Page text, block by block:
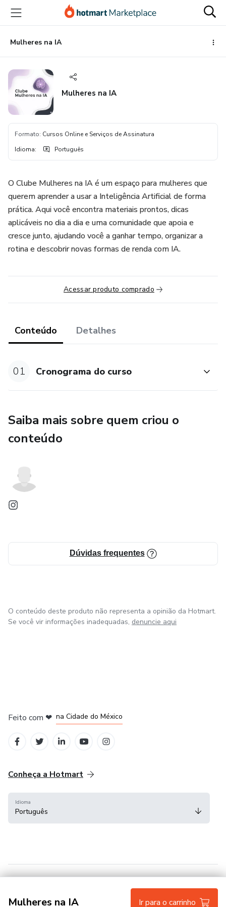
para
conteúdo
principal
para
pagamento
para
rodapé
Mulheres na IA
Mulheres na IA
Formato: Cursos Online e Serviços de Assinatura
Idioma: Português
O Clube Mulheres na IA é um espaço para mulheres que
querem aprender a usar a Inteligência Artificial de forma
prática. Aqui você encontra materiais prontos, dicas
aplicáveis no dia a dia e uma comunidade que apoia e
cresce junto, ajudando você a ganhar tempo, organizar a
rotina e descobrir novas formas de renda com IA.
Acessar produto comprado
Conteúdo Detalhes
01 Cronograma do curso
Saiba mais sobre quem criou o
conteúdo
Dúvidas frequentes
Mulheres na IA Ir para o carrinho
O conteúdo deste produto não representa a opinião da Hotmart.
Se você vir informações inadequadas, denuncie aqui
Feito com ❤ na Cidade do México
Conheça a Hotmart
Idioma
Português